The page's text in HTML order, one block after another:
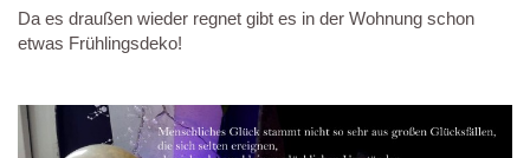
Da es draußen wieder regnet gibt es in der Wohnung schon
etwas Frühlingsdeko!